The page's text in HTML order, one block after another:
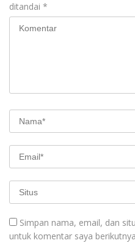
ditandai *
Simpan nama, email, dan
untuk komentar saya